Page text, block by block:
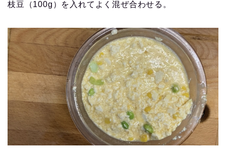
枝豆（100g）を入れてよく混ぜ合わせる。